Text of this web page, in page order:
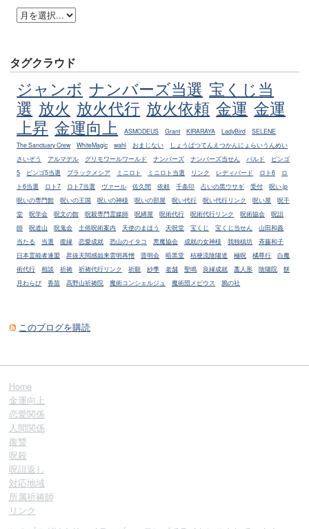
タグクラウド
ジャンボ ナンバーズ当選 宝くじ当
選 放火 放火代行 放火依頼 金運 金運
上昇 金運向上 ASMODEUS Grant KIRARAYA LadyBird
SELENE
The Sanctuary Crew
WhiteMagic wahl おまじない
しょうばつてんえつかんにょらいうんめい
さいぞう
アルマデル グリモワールワールド ナンバーズ ナンバーズ当せん バルド
ビンゴ
5
ビンゴ5当選 ブラックメシア ミニロト ミニロト当選 リンク レディバード ロト6
ロ
ト6当選
ロト7 ロト7当選 ヴァール 佐久間 依頼 千条印 占いの黒ウサギ 受付
呪い.jp
呪いの専門館
呪いの王国 呪いの神様 呪いの部屋 呪い代行 呪い代行リンク 呪い屋
呪千
堂
呪学会 呪文の館 呪殺専門霊媒師 呪縛屋 呪術代行 呪術代行リンク 呪術協会
呪詛
師
呪道山 呪鬼会 土俗呪術案内 天使のまほう 天呪堂 宝くじ 宝くじ当せん
山田和義
当たる
当選 復縁 恋愛成就 恐山のイタコ 悪魔協会 成就の女神様 我独槙坊
斉藤和子
日本霊能者連盟
昇抜天閲感如来雲明再憎 晋明会 暗黒堂 桔梗流陰陽道 極呪 橘尊行
白魔
術代行
相談 祈祷 祈祷代行リンク 祈願 紗季 老舗 聖鳴 良縁成就 藁人形 陰陽院
餅
月わらび
香苗 高野山祈祷院 魔術コンシェルジュ 魔術団メビウス 鴉の社
このブログを購読
Home
金運向上
恋愛関係
人間関係
復讐
呪殺
呪詛返し
対応地域
所属祈祷師
リンク